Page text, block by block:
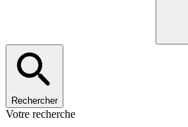
Rechercher
Votre recherche